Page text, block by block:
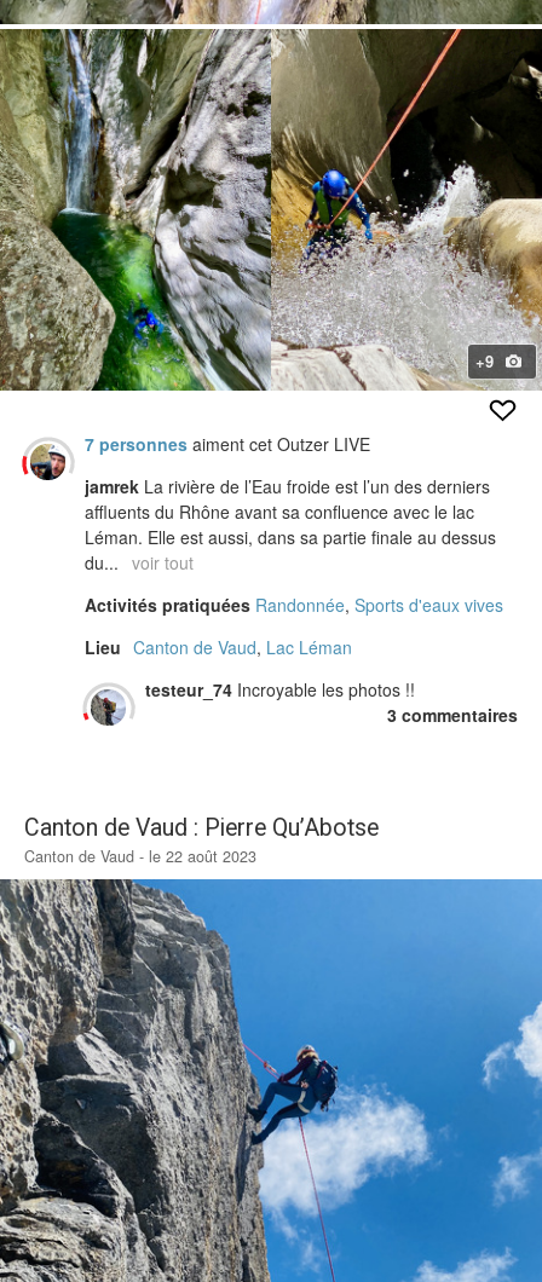
+9
7 personnes aiment cet Outzer LIVE
jamrek La rivière de l’Eau froide est l’un des derniers
affluents du Rhône avant sa confluence avec le lac
Léman. Elle est aussi, dans sa partie finale au dessus
du... voir tout
Activités pratiquées Randonnée, Sports d'eaux vives
Lieu Canton de Vaud, Lac Léman
testeur_74 Incroyable les photos !!
3 commentaires
Canton de Vaud : Pierre Qu’Abotse
Canton de Vaud - le 22 août 2023